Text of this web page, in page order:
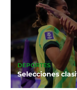
DEPORTES
Selecciones